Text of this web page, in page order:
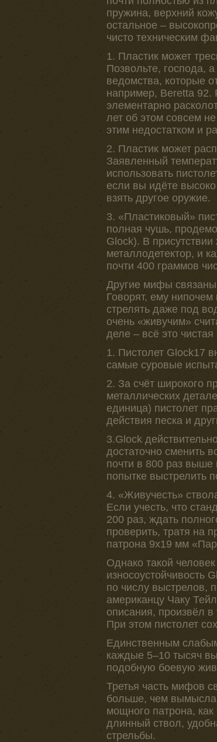
пружина, верхний
остальное –
чисто техническим
1. Пластик может
Позвольте, господа,
ведомства, которые
например, Beretta 92.
элементарно
лет об этом совсем
этим недостатком и
2. Пластик может
Заявленный
использовать
если вы идёте
взять другое оружие.
3. «Пластиковый»
полная чушь,
Glock). В
металлодетектор, и
почти 400 граммов
Другие мифы
Говорят, ему
стрелять даже под
очень «живучим»
деле – всё это
1. Пистолет Glock17
самые суровые
2. За счёт широкого
металлических
единица) пистолет
действия песка и
3.Glock
достаточно сменить
почти в 800 раз выше
попытке выстрелить
4. «Живучесть»
Если учесть, что
200 раз, ждать
проверить, тратя на
патрона 9х19 мм
Однако такой
износоустойчивость
по числу выстрелов,
американцу Чаку
описания, произвёл в
При этом пистолет
Единственным
каждые 5–10 тысяч
подобную боевую
Третья часть мифов
больше, чем вымысла.
мощного патрона,
длинный ствол,
стрельбы.